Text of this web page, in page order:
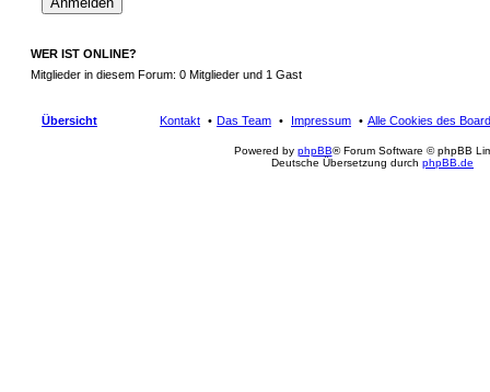
WER IST ONLINE?
Mitglieder in diesem Forum: 0 Mitglieder und 1 Gast
Übersicht Alle Cookies des
Impressum
Das Team
Kontakt
Powered by phpBB® Forum Software © phpBB
Deutsche Übersetzung durch phpBB.de